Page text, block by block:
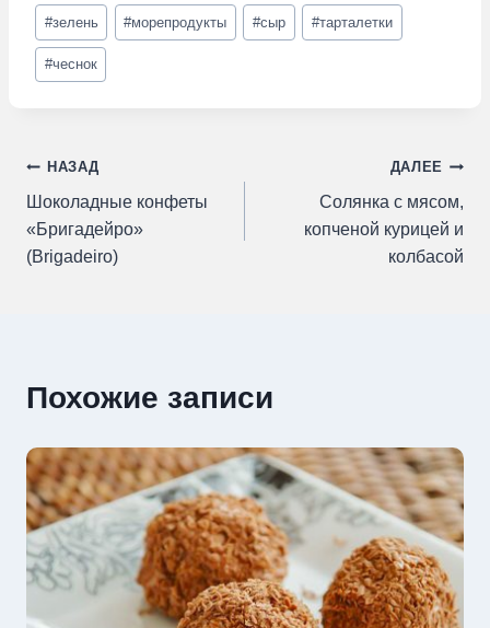
Метки
записи:
#зелень #морепродукты #сыр #тарталетки
#чеснок
Навигация
по
записям
НАЗАД
Шоколадные конфеты
«Бригадейро»
(Brigadeiro)
ДАЛЕЕ
Солянка с мясом,
копченой курицей и
колбасой
Похожие записи